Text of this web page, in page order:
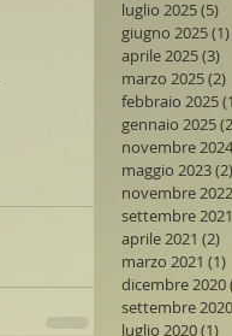
luglio 2025(5)
giugno 2025(1)
aprile 2025(3)
marzo 2025(2)
febbraio 2025
gennaio 2025
novembre 2024
maggio 2023(2)
novembre 2022
settembre 2021
aprile 2021 (2)
marzo 2021 (1)
dicembre 2020
settembre 2020
luglio 2020(1)